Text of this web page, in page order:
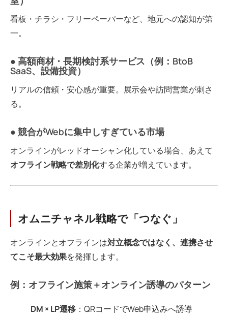
看板・チラシ・フリーペーパーなど、地元への認知が第
一。
● 高額商材・長期検討系サービス（例：BtoB
SaaS、設備投資）
リアルの信頼・安心感が重要。展示会や訪問営業が刺さ
る。
● 競合がWebに集中しすぎている市場
オンラインがレッドオーシャン化している場合、あえて
オフライン戦略で差別化する企業が増えています。
オムニチャネル戦略で「つなぐ」
オンラインとオフラインは対立概念ではなく、連携させ
てこそ最大効果を発揮します。
例：オフライン施策＋オンライン誘導のパターン
DM × LP遷移 ：QRコードでWeb申込みへ誘導